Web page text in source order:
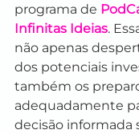
programa de
Infinitas Ideias.
não apenas
dos potenciais
também os
adequadamente
decisão informada